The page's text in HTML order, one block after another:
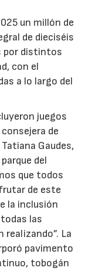
un millón de
de dieciséis
por distintos
con el
a lo largo del
juegos
de
Gaudes,
del
que todos
de este
la inclusión
todas las
realizando”. La
pavimento
tobogán